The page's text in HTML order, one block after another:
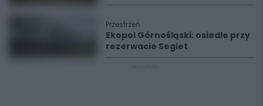
Przestrzeń
Ekopol Górnośląski: osiedle przy
rezerwacie Segiet